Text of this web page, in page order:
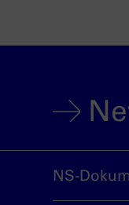
NS-